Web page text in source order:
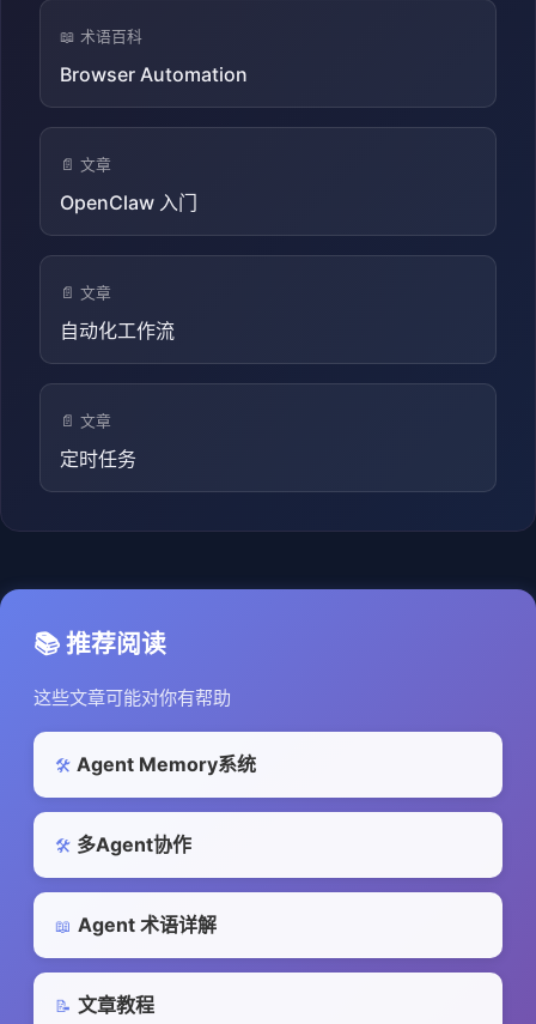
📖 术语百科
Browser Automation
📄 文章
OpenClaw 入门
📄 文章
自动化工作流
📄 文章
定时任务
📚 推荐阅读
这些文章可能对你有帮助
🛠️ Agent Memory系统
🛠️ 多Agent协作
📖 Agent 术语详解
📝 文章教程